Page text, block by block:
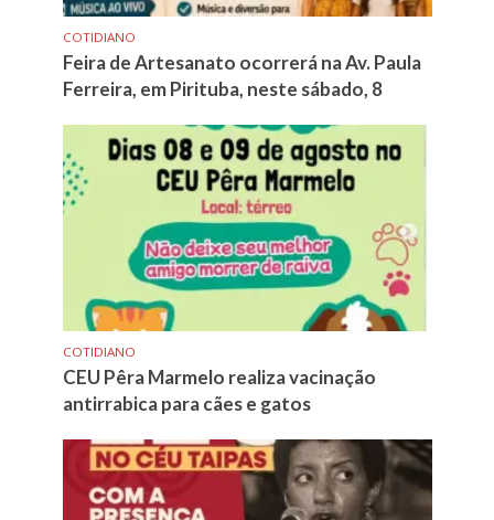
COTIDIANO
Feira de Artesanato ocorrerá na Av. Paula
Ferreira, em Pirituba, neste sábado, 8
COTIDIANO
CEU Pêra Marmelo realiza vacinação
antirrabica para cães e gatos